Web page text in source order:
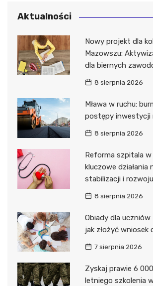
Aktualności
Nowy projekt dla
Mazowszu:
dla biernych
8 sierpnia 2026
Mława w ruchu:
postępy inwestycji
8 sierpnia 2026
Reforma szpitala w
kluczowe działania
stabilizacji i rozwoju
8 sierpnia 2026
Obiady dla
jak złożyć wniosek
7 sierpnia 2026
Zyskaj prawie 6
letniego szkolenia